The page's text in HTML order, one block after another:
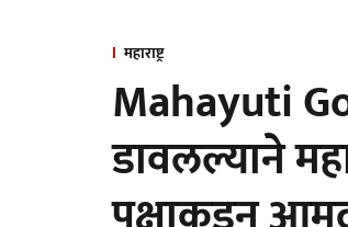
महाराष्ट्र
Mahayuti
डावलल्याने